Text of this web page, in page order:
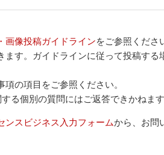
画像投稿ガイドラインをご参照くださ
ます。ガイドラインに従って投稿す
の項目をご参照ください。
る個別の質問にはご返答できかねます
ンスビジネス入力フォームから、お問